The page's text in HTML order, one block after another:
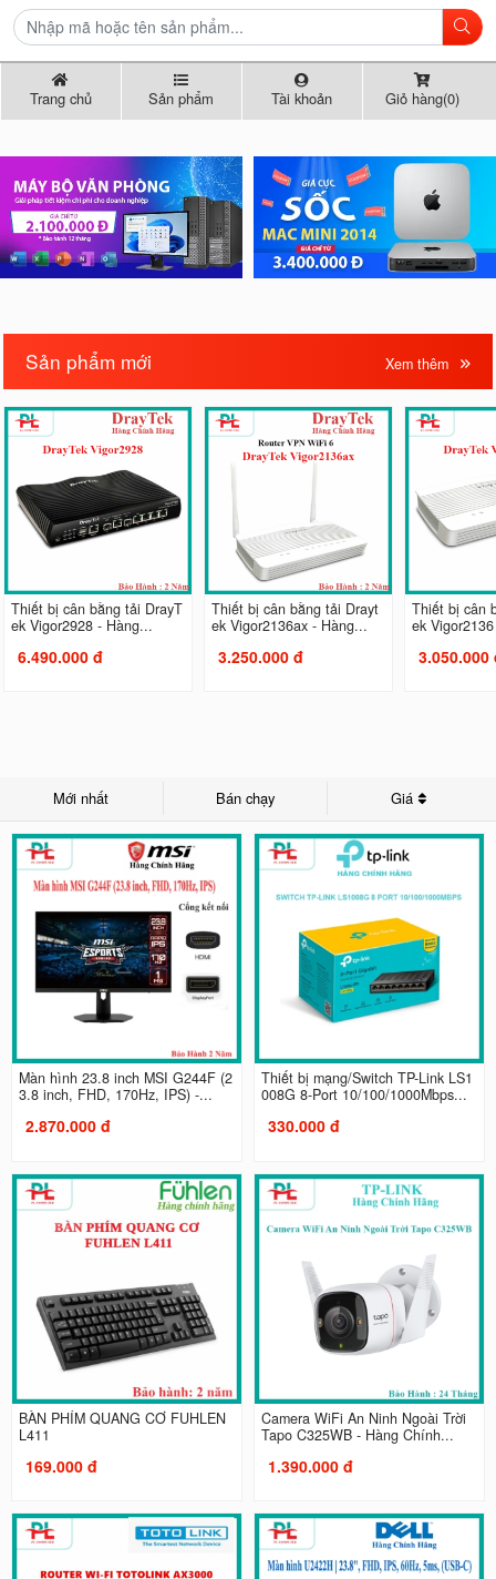
Trang chủ Sản phẩm Tài khoản Giỏ hàng(0)
Sản phẩm mới Xem thêm
Thiết bị cân bằng tải DrayT
ek Vigor2928 - Hàng...
6.490.000 đ
Thiết bị cân bằng tải Drayt
ek Vigor2136ax - Hàng...
3.250.000 đ
Thiết bị cân
ek
3.050.000
Mới nhất Bán chạy Giá
Màn hình 23.8 inch MSI G244F (2
3.8 inch, FHD, 170Hz, IPS) -...
2.870.000 đ
Thiết bị mạng/Switch TP-Link LS1
008G 8-Port 10/100/1000Mbps...
330.000 đ
BÀN PHÍM QUANG CƠ FUHLEN
L411
169.000 đ
Camera WiFi An Ninh Ngoài Trời
Tapo C325WB - Hàng Chính...
1.390.000 đ